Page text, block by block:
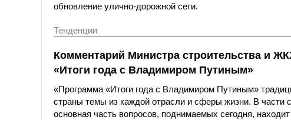
обновление улично-дорожной сети.
Тенденции
Комментарий Министра строительства и
«Итоги года с Владимиром Путиным»
«Программа «Итоги года с Владимиром Путиным»
страны темы из каждой отрасли и сферы жизни. В
основная часть вопросов, поднимаемых сегодня,